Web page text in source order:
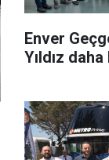
Enver
Yıldız daha